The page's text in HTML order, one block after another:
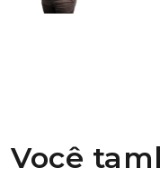
Você